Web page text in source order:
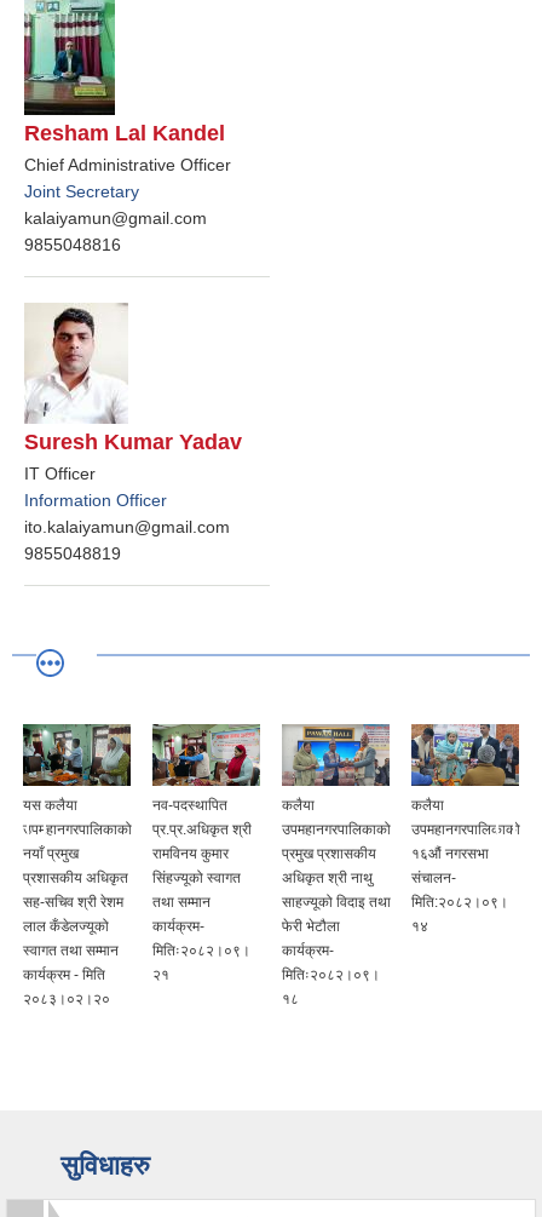
Resham Lal Kandel
Chief Administrative Officer
Joint Secretary
kalaiyamun@gmail.com
9855048816
Suresh Kumar Yadav
IT Officer
Information Officer
ito.kalaiyamun@gmail.com
9855048819
अधिकृत
श्री रेशम
सम्मान
- मिति
नव-पदस्थापित
प्र.प्र.अधिकृत श्री
रामविनय कुमार
सिंहज्यूको स्वागत
तथा सम्मान
कार्यक्रम-
मितिः२०८२।०९।
२१
कलैया
उपमहानगरपालिकाको
प्रमुख प्रशासकीय
अधिकृत श्री नाथु
साहज्यूको विदाइ तथा
कार्यक्रम-
मितिः२०८२।०९।
उपमहानगरपालिकाको
१६औं नगरसभा
संचालन-
मिति:२०८२।०९।
को बार्षिक
समीक्षा
०४
सुविधाहरु